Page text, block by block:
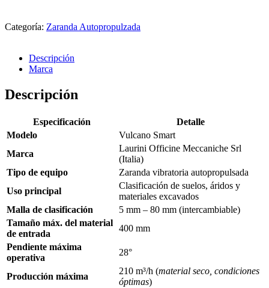
Categoría: Zaranda Autopropulzada
Descripción
Marca
Descripción
Especificación
Detalle
Modelo
Vulcano Smart
Marca
Laurini Officine Meccaniche Srl
(Italia)
Tipo de equipo
Zaranda vibratoria autopropulsada
Uso principal
Clasificación de suelos, áridos y
materiales excavados
Malla de clasificación
5 mm – 80 mm (intercambiable)
Tamaño máx. del material
de entrada
400 mm
Pendiente máxima
operativa
28°
Producción máxima
210 m³/h (material seco, condiciones
óptimas)